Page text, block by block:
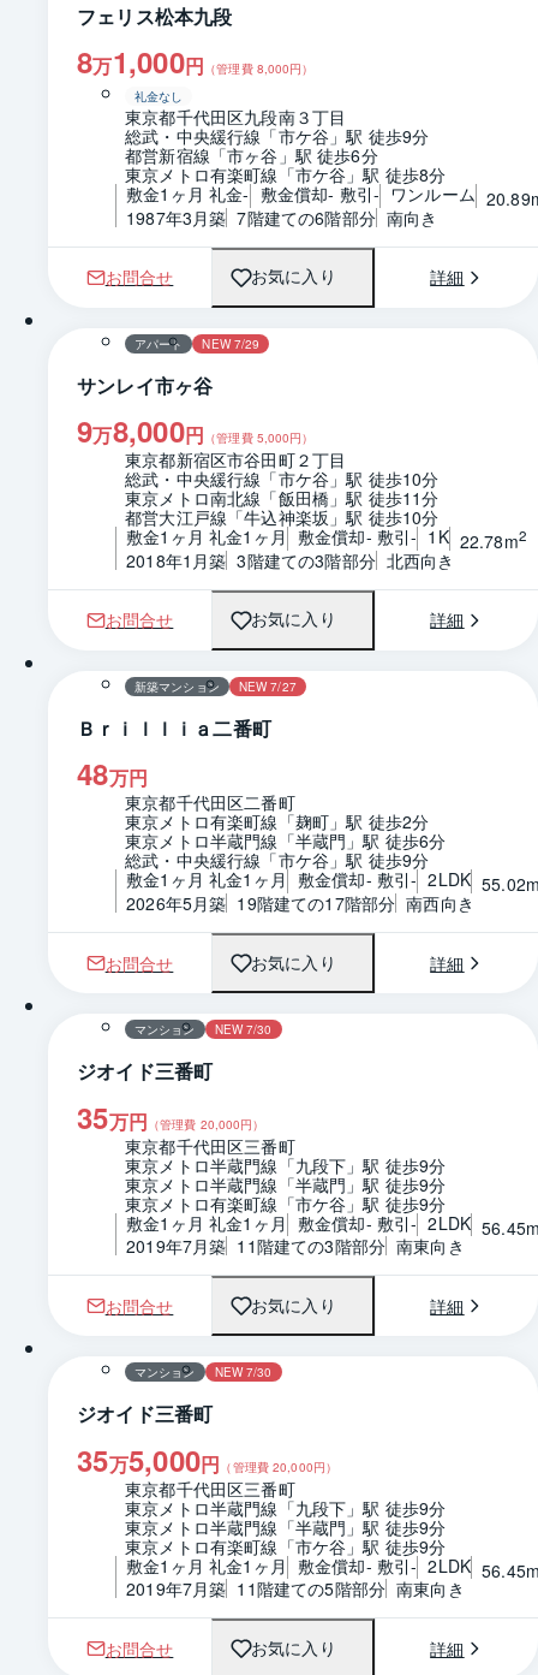
フェリス松本九段
8万1,000円 （管理費 8,000円）
礼金なし
東京都千代田区九段南３丁目
総武・中央緩行線「市ケ谷」駅 徒歩9分
都営新宿線「市ヶ谷」駅 徒歩6分
東京メトロ有楽町線「市ケ谷」駅 徒歩8分
敷金1ヶ月 礼金- 敷金償却- 敷引- ワンルーム
1987年3月築 7階建ての6階部分 南向き
お問合せ お気に入り 詳細
1 / 0 間取り
アパート NEW 7/29
サンレイ市ヶ谷
9万8,000円 （管理費 5,000円）
東京都新宿区市谷田町２丁目
総武・中央緩行線「市ケ谷」駅 徒歩10分
東京メトロ南北線「飯田橋」駅 徒歩11分
都営大江戸線「牛込神楽坂」駅 徒歩10分
敷金1ヶ月 礼金1ヶ月 敷金償却- 敷引- 1K 22.78m2
2018年1月築 3階建ての3階部分 北西向き
お問合せ お気に入り 詳細
1 / 0 間取り
新築マンション NEW 7/27
Ｂｒｉｌｌｉａ二番町
48万円
東京都千代田区二番町
東京メトロ有楽町線「麹町」駅 徒歩2分
東京メトロ半蔵門線「半蔵門」駅 徒歩6分
総武・中央緩行線「市ケ谷」駅 徒歩9分
敷金1ヶ月 礼金1ヶ月 敷金償却- 敷引- 2LDK
2026年5月築 19階建ての17階部分 南西向き
お問合せ お気に入り 詳細
1 / 0 間取り
マンション NEW 7/30
ジオイド三番町
35万円 （管理費 20,000円）
東京都千代田区三番町
東京メトロ半蔵門線「九段下」駅 徒歩9分
東京メトロ半蔵門線「半蔵門」駅 徒歩9分
東京メトロ有楽町線「市ケ谷」駅 徒歩9分
敷金1ヶ月 礼金1ヶ月 敷金償却- 敷引- 2LDK
2019年7月築 11階建ての3階部分 南東向き
お問合せ お気に入り 詳細
1 / 0 間取り
マンション NEW 7/30
ジオイド三番町
35万5,000円 （管理費20,000円）
東京都千代田区三番町
東京メトロ半蔵門線「九段下」駅 徒歩9分
東京メトロ半蔵門線「半蔵門」駅 徒歩9分
東京メトロ有楽町線「市ケ谷」駅 徒歩9分
敷金1ヶ月 礼金1ヶ月 敷金償却- 敷引- 2LDK
2019年7月築 11階建ての5階部分 南東向き
お問合せ お気に入り 詳細
1 / 0 間取り